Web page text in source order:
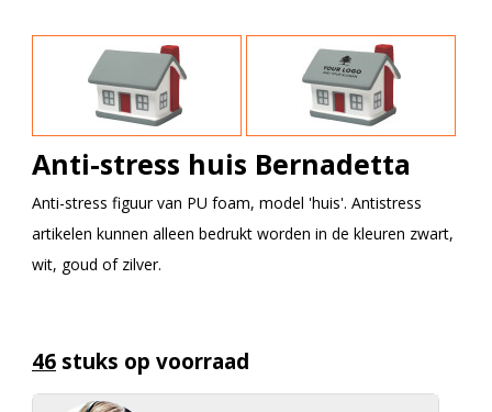
Anti-stress huis Bernadetta
Anti-stress figuur van PU foam, model 'huis'. Antistress
artikelen kunnen alleen bedrukt worden in de kleuren zwart,
wit, goud of zilver.
46 stuks op voorraad